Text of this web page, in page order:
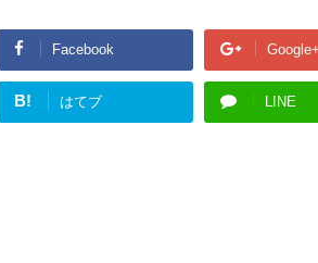
Facebook Google+
B! はてブ LINE